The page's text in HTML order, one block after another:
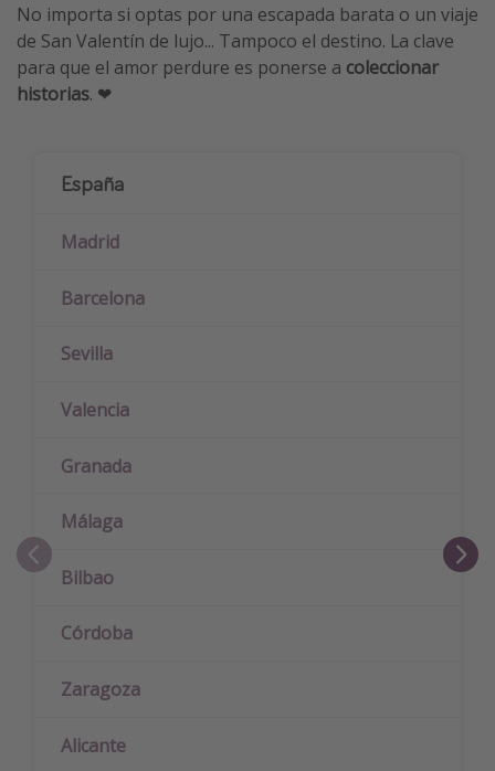
No importa si optas por una escapada barata o un viaje
de San Valentín de lujo... Tampoco el destino. La clave
para que el amor perdure es ponerse a coleccionar
historias. ❤
España
Madrid
Barcelona
Sevilla
Valencia
Granada
Málaga
Bilbao
Córdoba
Zaragoza
Alicante